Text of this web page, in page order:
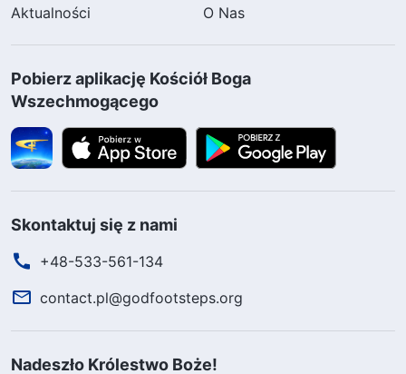
Aktualności
O Nas
Pobierz aplikację Kościół Boga
Wszechmogącego
Skontaktuj się z nami
+48-533-561-134
contact.pl@godfootsteps.org
Nadeszło Królestwo Boże!